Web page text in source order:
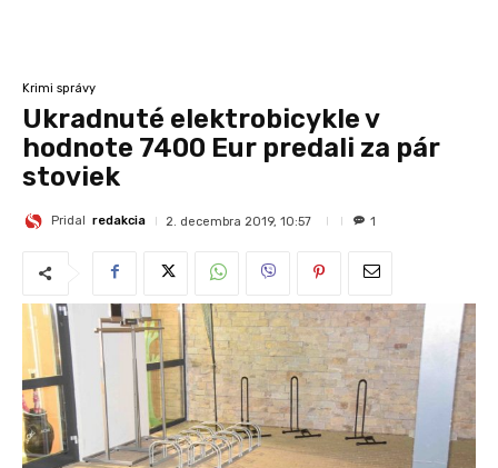
Krimi správy
Ukradnuté elektrobicykle v
hodnote 7400 Eur predali za pár
stoviek
Pridal redakcia 2. decembra 2019, 10:57 1